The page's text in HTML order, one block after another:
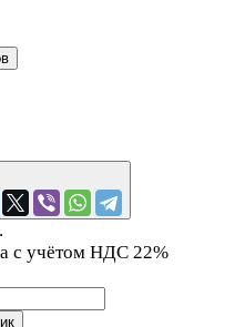
с учётом НДС 22%